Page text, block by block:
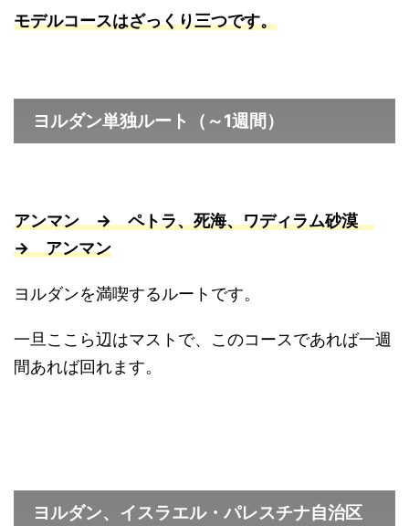
モデルコースはざっくり三つです。
ヨルダン単独ルート（～1週間）
アンマン → ペトラ、死海、ワディラム砂漠
→ アンマン
ヨルダンを満喫するルートです。
一旦ここら辺はマストで、このコースであれば一週
間あれば回れます。
ヨルダン、イスラエル・パレスチナ自治区